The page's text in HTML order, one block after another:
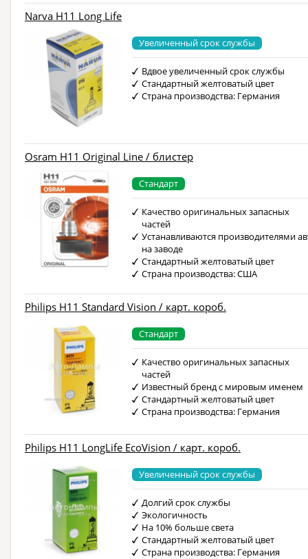
Narva H11 Long Life
Увеличенный срок службы
Вдвое увеличенный срок службы
Стандартный желтоватый цвет
Страна производства: Германия
Osram H11 Original Line / блистер
Стандарт
Качество оригинальных запасных
частей
Устанавливаются производителями
на заводе
Стандартный желтоватый цвет
Страна производства: США
Philips H11 Standard Vision / карт. короб.
Стандарт
Качество оригинальных запасных
частей
Известный бренд с мировым именем
Стандартный желтоватый цвет
Страна производства: Германия
Philips H11 LongLife EcoVision / карт. короб.
Увеличенный срок службы
Долгий срок службы
Экологичность
На 10% больше света
Стандартный желтоватый цвет
Страна производства: Германия